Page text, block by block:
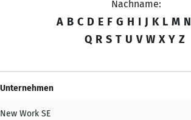
Nachname:
A B C D E F G H I J K L M N
Q R S T U V W X Y Z
Unternehmen
New Work SE